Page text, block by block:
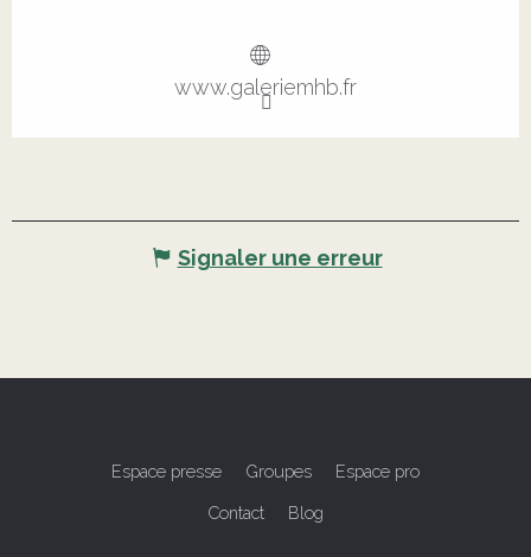
www.galeriemhb.fr
Signaler une erreur
Espace presse Groupes Espace pro
Contact Blog